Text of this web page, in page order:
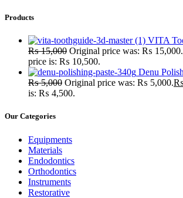
Products
VITA
₨15,000 Original price was: ₨ 15,000.
price is: ₨ 10,500.
Denu
₨5,000 Original price was: ₨ 5,000.₨
is: ₨ 4,500.
Our Categories
Equipments
Materials
Endodontics
Orthodontics
Instruments
Restorative